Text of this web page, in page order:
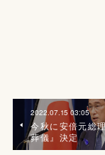
2022.07.15 03:05
今秋に安倍元総
葬儀』決定